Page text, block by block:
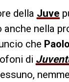
della Juve
anche nella
che
di